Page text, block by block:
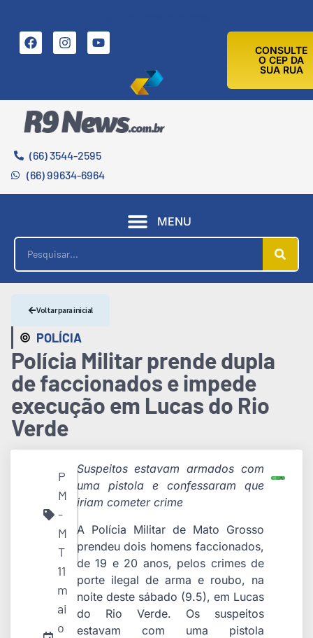
CONSULTE
O CEP DA
SUA RUA
(66) 3544-2595
(66) 99634-6964
MENU
POLÍCIA
Voltar para inicial
Polícia Militar prende dupla
de faccionados e impede
execução em Lucas do Rio
Verde
P
M
-
M
T
11
m
ai
o
Suspeitos estavam armados com
uma pistola e confessaram que
iriam cometer crime
A Polícia Militar de Mato Grosso
prendeu dois homens faccionados,
de 19 e 20 anos, pelos crimes de
porte ilegal de arma e roubo, na
noite deste sábado (9.5), em Lucas
do Rio Verde. Os suspeitos
estavam com uma pistola